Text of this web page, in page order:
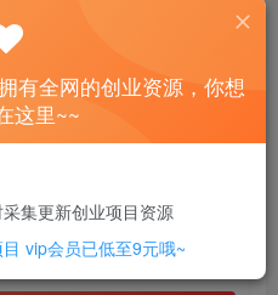
私信
有全网的创业资源，你想
这里~~
集更新创业项目资源
vip会员已低至9元哦~